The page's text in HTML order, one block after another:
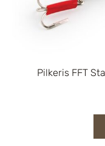
Pilkeris FFT